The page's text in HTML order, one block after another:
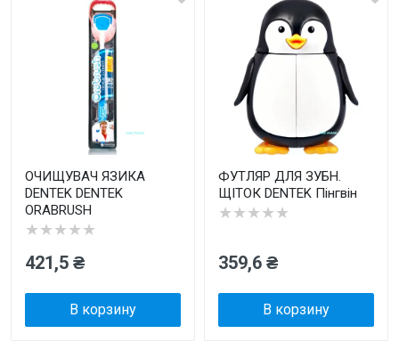
ОЧИЩУВАЧ ЯЗИКА
DENTEK DENTEK
ORABRUSH
★★★★★
421,5 ₴
В корзину
ФУТЛЯР ДЛЯ ЗУБН.
ЩІТОК DENTEK Пінгвін
★★★★★
359,6 ₴
В корзину